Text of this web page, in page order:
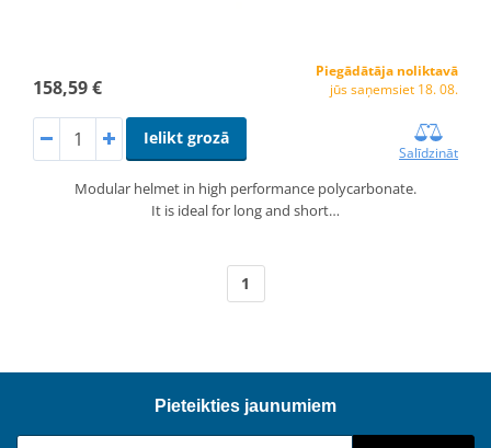
158,59 €
Piegādātāja noliktavā
jūs saņemsiet 18. 08.
Ielikt grozā
Salīdzināt
Modular helmet in high performance polycarbonate.
It is ideal for long and short…
1
Pieteikties jaunumiem